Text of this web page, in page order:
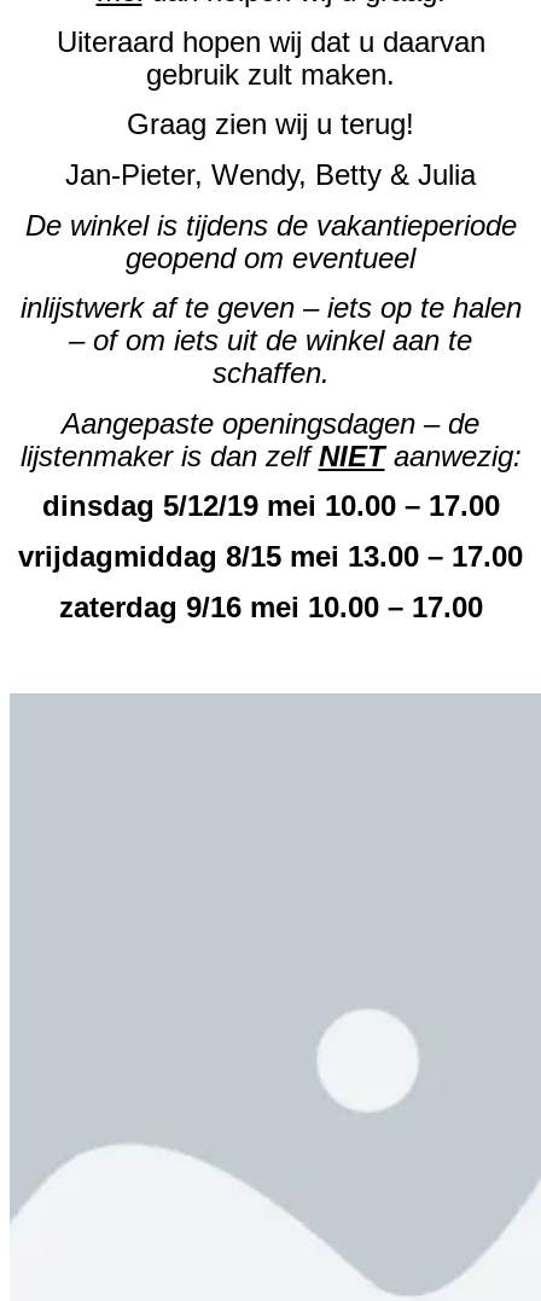
Uiteraard hopen wij dat u daarvan
gebruik zult maken.
Graag zien wij u terug!
Jan-Pieter, Wendy, Betty & Julia
De winkel is tijdens de vakantieperiode
geopend om eventueel
inlijstwerk af te geven – iets op te halen
– of om iets uit de winkel aan te
schaffen.
Aangepaste openingsdagen – de
lijstenmaker is dan zelfNIETaanwezig:
dinsdag 5/12/19 mei 10.00 – 17.00
vrijdagmiddag 8/15 mei 13.00 – 17.00
zaterdag 9/16 mei 10.00 – 17.00